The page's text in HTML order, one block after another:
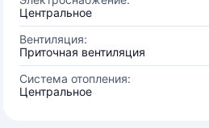
Центральное
Вентиляция:
Приточная вентиляция
Система отопления:
Центральное